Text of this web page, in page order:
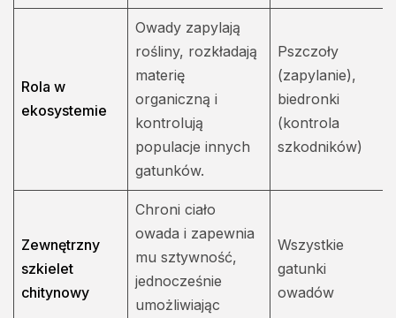
Rola w
ekosystemie
Owady zapylają
rośliny, rozkładają
materię
organiczną i
kontrolują
populacje innych
gatunków.
Pszczoły
(zapylanie),
biedronki
(kontrola
szkodników)
Zewnętrzny
szkielet
chitynowy
Chroni ciało
owada i zapewnia
mu sztywność,
jednocześnie
umożliwiając
Wszystkie
gatunki
owadów